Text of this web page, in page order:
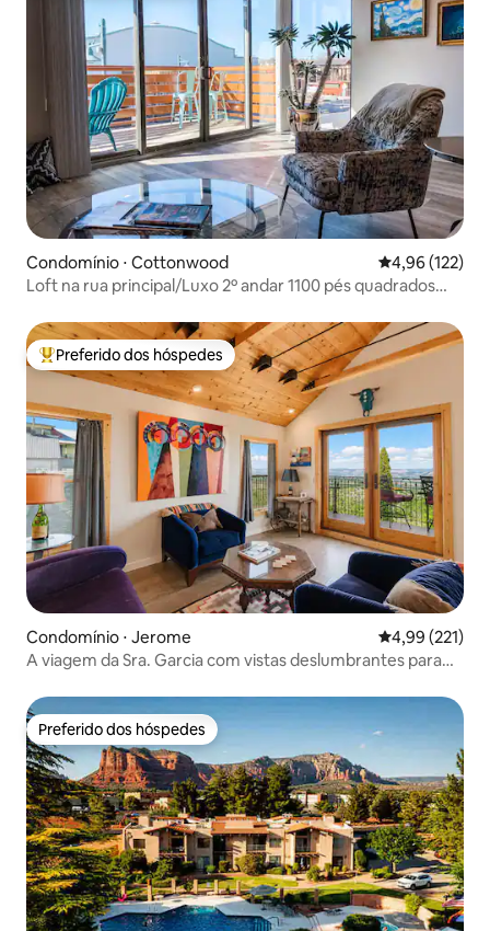
Condomínio ⋅ Cottonwood 4,96 de uma
4,96 (122)
Loft na rua principal/Luxo 2º andar 1100 pés quadrados
Entre os melhores preferidos dos hóspedes
Preferido dos hóspedes
Condomínio ⋅ Jerome 4,99 de uma
4,99 (221)
A viagem da Sra. Garcia com vistas deslumbrantes para
Preferido dos hóspedes
Preferido dos hóspedes